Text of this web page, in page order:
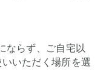
ならず、ご自宅以
いただく場所を選